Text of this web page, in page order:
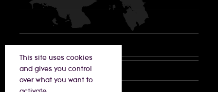
This site uses cookies
and gives you control
over what you want to